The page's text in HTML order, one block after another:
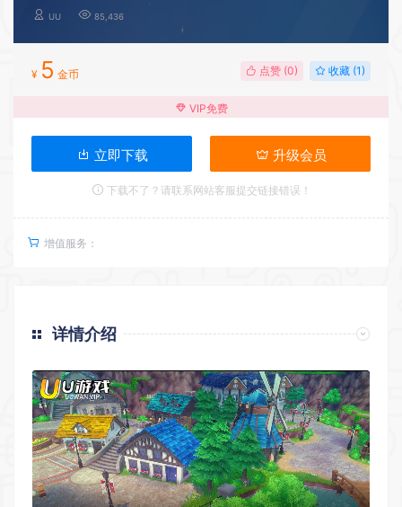
UU 85,436
¥ 5 金币 点赞 (0) 收藏 (1)
VIP免费
立即下载 升级会员
下载不了？请联系网站客服提交链接错误！
增值服务：
详情介绍